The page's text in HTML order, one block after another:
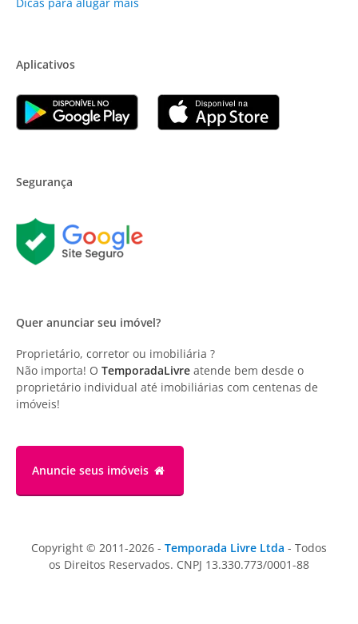
Aplicativos
Segurança
Quer anunciar seu imóvel?
Proprietário, corretor ou imobiliária ?
Não importa! O TemporadaLivre atende bem desde o
proprietário individual até imobiliárias com centenas de
imóveis!
Anuncie seus imóveis
Copyright © 2011-2026 - Temporada Livre Ltda - Todos
os Direitos Reservados. CNPJ 13.330.773/0001-88